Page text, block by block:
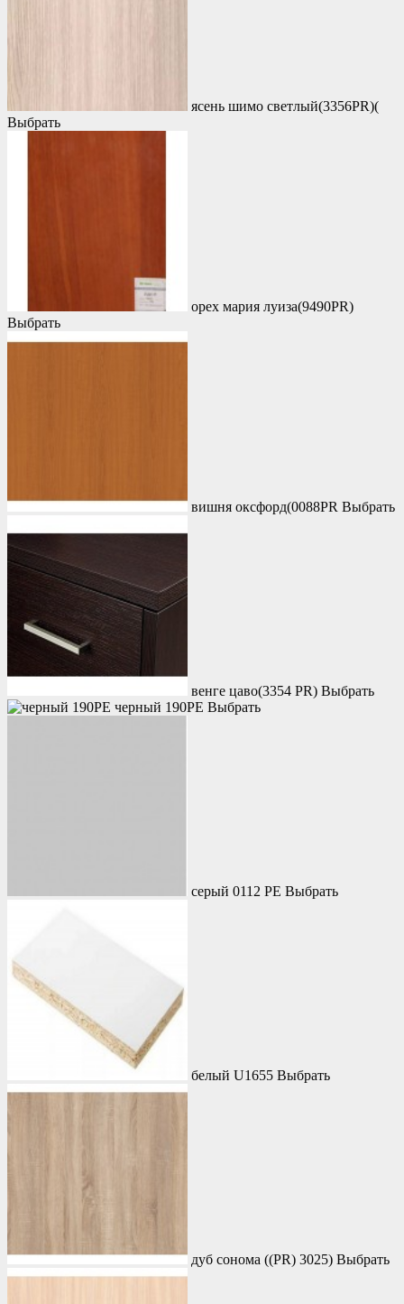
ясень шимо светлый(3356PR)(
Выбрать
орех мария луиза(9490PR)
Выбрать
вишня оксфорд(0088PR Выбрать
венге цаво(3354 PR) Выбрать
черный 190PE Выбрать
серый 0112 PE Выбрать
белый U1655 Выбрать
дуб сонома ((PR) 3025) Выбрать